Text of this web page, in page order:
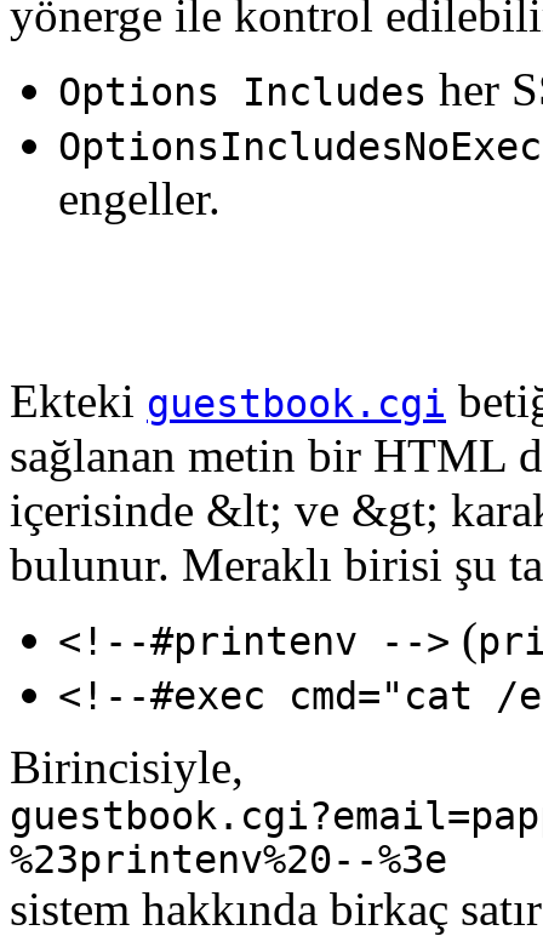
yönerge ile kontrol
Options Includes her
OptionsIncludesNoExec
engeller.
Ekteki guestbook.cgi
sağlanan metin bir HTML
içerisinde &lt; ve &gt;
bulunur. Meraklı birisi şu
<!--#printenv --> (
<!--#exec cmd="cat /
Birincisiyle,
%23printenv%20--%3e
sistem hakkında birkaç